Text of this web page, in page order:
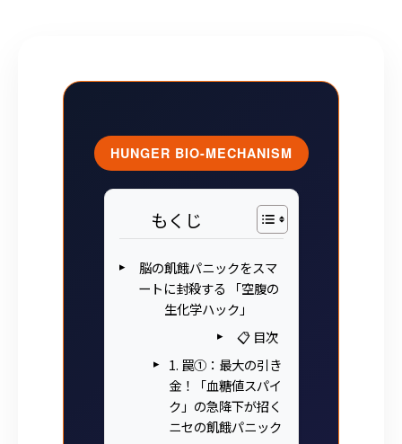
HUNGER BIO-MECHANISM
もくじ
脳の飢餓パニックをスマ
ートに封殺する 「空腹の
生化学ハック」
📋 目次
1. 罠①：最大の引き
金！「血糖値スパイ
ク」の急降下が招く
ニセの飢餓パニック